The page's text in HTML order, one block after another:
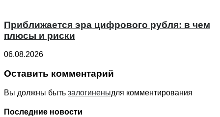
Приближается эра цифрового рубля: в чем
плюсы и риски
06.08.2026
Оставить комментарий
Вы должны быть залогиненыдля комментирования
Последние новости